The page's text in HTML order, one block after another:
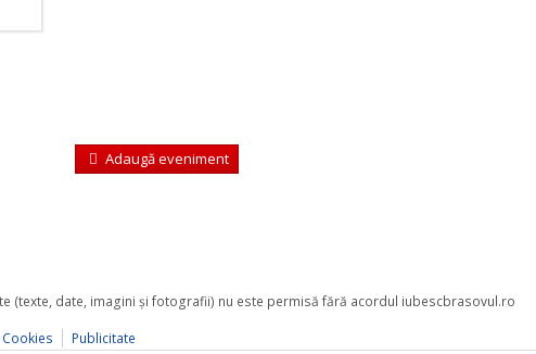
Adaugă eveniment
(texte, date, imagini şi fotografii) nu este permisă fără acordul iubescbrasovul.ro
Cookies
Publicitate